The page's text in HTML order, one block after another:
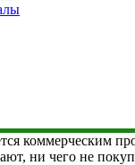
коммерческим
ни чего не